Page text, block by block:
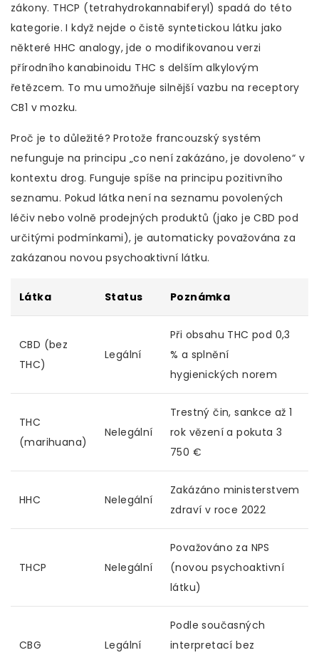
zákony. THCP (tetrahydrokannabiferyl) spadá do této
kategorie. I když nejde o čistě syntetickou látku jako
některé HHC analogy, jde o modifikovanou verzi
přírodního kanabinoidu THC s delším alkylovým
řetězcem. To mu umožňuje silnější vazbu na receptory
CB1 v mozku.
Proč je to důležité? Protože francouzský systém
nefunguje na principu „co není zakázáno, je dovoleno“ v
kontextu drog. Funguje spíše na principu pozitivního
seznamu. Pokud látka není na seznamu povolených
léčiv nebo volně prodejných produktů (jako je CBD pod
určitými podmínkami), je automaticky považována za
zakázanou novou psychoaktivní látku.
Látka Status Poznámka
CBD (bez
THC)
Legální
Při obsahu THC pod 0,3
% a splnění
hygienických norem
THC
(marihuana)
Nelegální
Trestný čin, sankce až 1
rok vězení a pokuta 3
750 €
HHC Nelegální
Zakázáno ministerstvem
zdraví v roce 2022
THCP Nelegální
Považováno za NPS
(novou psychoaktivní
látku)
CBG Legální
Podle současných
interpretací bez